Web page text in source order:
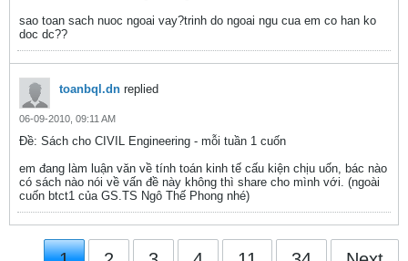
sao toan sach nuoc ngoai vay?trinh do ngoai ngu cua em co han ko
doc dc??
toanbql.dn replied
06-09-2010, 09:11 AM
Ðề: Sách cho CIVIL Engineering - mỗi tuần 1 cuốn
em đang làm luận văn về tính toán kinh tế cấu kiện chịu uốn, bác nào
có sách nào nói về vấn đề này không thì share cho mình với. (ngoài
cuốn btct1 của GS.TS Ngô Thế Phong nhé)